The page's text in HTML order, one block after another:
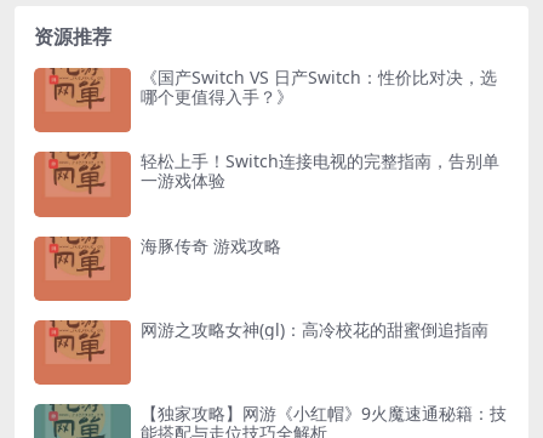
资源推荐
《国产Switch VS 日产Switch：性价比对决，选
哪个更值得入手？》
轻松上手！Switch连接电视的完整指南，告别单
一游戏体验
海豚传奇 游戏攻略
网游之攻略女神(gl)：高冷校花的甜蜜倒追指南
【独家攻略】网游《小红帽》9火魔速通秘籍：技
能搭配与走位技巧全解析